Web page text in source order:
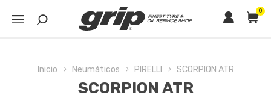
0
Inicio Neumáticos PIRELLI SCORPION ATR
SCORPION ATR